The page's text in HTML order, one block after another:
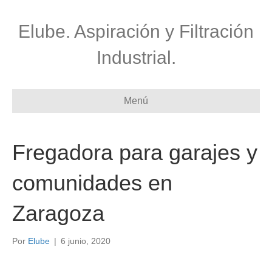
Elube. Aspiración y Filtración
Industrial.
Menú
Fregadora para garajes y
comunidades en
Zaragoza
Por Elube | 6 junio, 2020